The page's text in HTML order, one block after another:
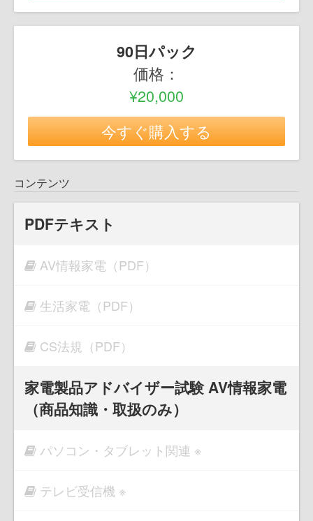
90日パック
価格：
¥20,000
今すぐ購入する
コンテンツ
PDFテキスト
AV情報家電（PDF）
生活家電（PDF）
CS法規（PDF）
家電製品アドバイザー試験 AV情報家電
（商品知識・取扱のみ）
パソコン・タブレット関連 ※
テレビ受信機 ※